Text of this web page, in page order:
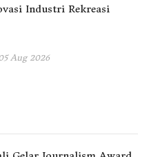
Industri Rekreasi
Aug 2026